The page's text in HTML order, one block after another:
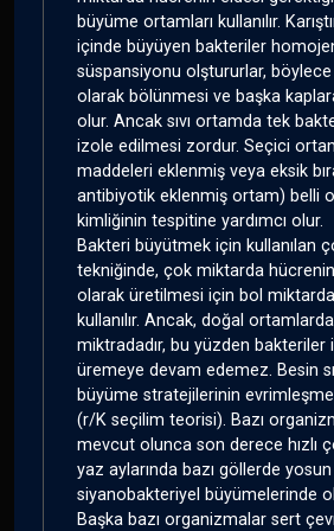
büyüme ortamları kullanılır.
içinde büyüyen bakteriler
süspansiyonu olştururlar,
olarak bölünmesi ve başka
olur. Ancak sıvı ortamda tek
izole edilmesi zordur. Seçici
maddeleri eklenmiş veya eksik
antibiyotik eklenmiş ortam) belli
kimliğinin tespitine yardımcı olur.
Bakteri büyütmek için kullanılan
tekniğinde, çok miktarda hücrenin
olarak üretilmesi için bol
kullanılır. Ancak, doğal ortamlarda
miktradadır, bu yüzden bakteriler
üremeye devam edemez. Besin
büyüme stratejilerinin
(r/K seçilim teorisi). Bazı
mevcut olunca son derece hızlı
yaz aylarında bazı göllerde
siyanobakteriyel büyümelerinde
Başka bazı organizmalar sert